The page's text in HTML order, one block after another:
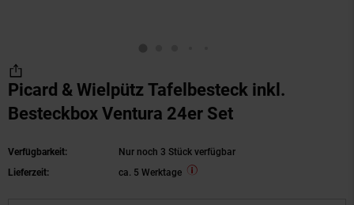
Picard & Wielpütz Tafelbesteck inkl.
Besteckbox Ventura 24er Set
Verfügbarkeit:
Nur noch 3 Stück verfügbar
Lieferzeit:
ca. 5 Werktage